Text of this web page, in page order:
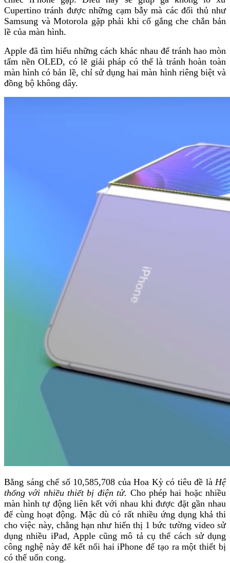
Cupertino tránh được những cạm bẫy mà các đối thủ như
Samsung và Motorola gặp phải khi cố gắng che chắn bản
lề của màn hình.
Apple đã tìm hiểu những cách khác nhau để tránh hao mòn
tấm nền OLED, có lẽ giải pháp có thể là tránh hoàn toàn
màn hình có bản lề, chỉ sử dụng hai màn hình riêng biệt và
đồng bộ không dây.
Bằng sáng chế số 10,585,708 của Hoa Kỳ có tiêu đề là Hệ
thống với nhiều thiết bị điện tử. Cho phép hai hoặc nhiều
màn hình tự động liên kết với nhau khi được đặt gần nhau
để cùng hoạt động. Mặc dù có rất nhiều ứng dụng khả thi
cho việc này, chẳng hạn như hiển thị 1 bức tường video sử
dụng nhiều iPad, Apple cũng mô tả cụ thể cách sử dụng
công nghệ này để kết nối hai iPhone để tạo ra một thiết bị
có thể uốn cong.